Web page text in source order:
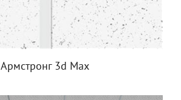
Армстронг 3d Max